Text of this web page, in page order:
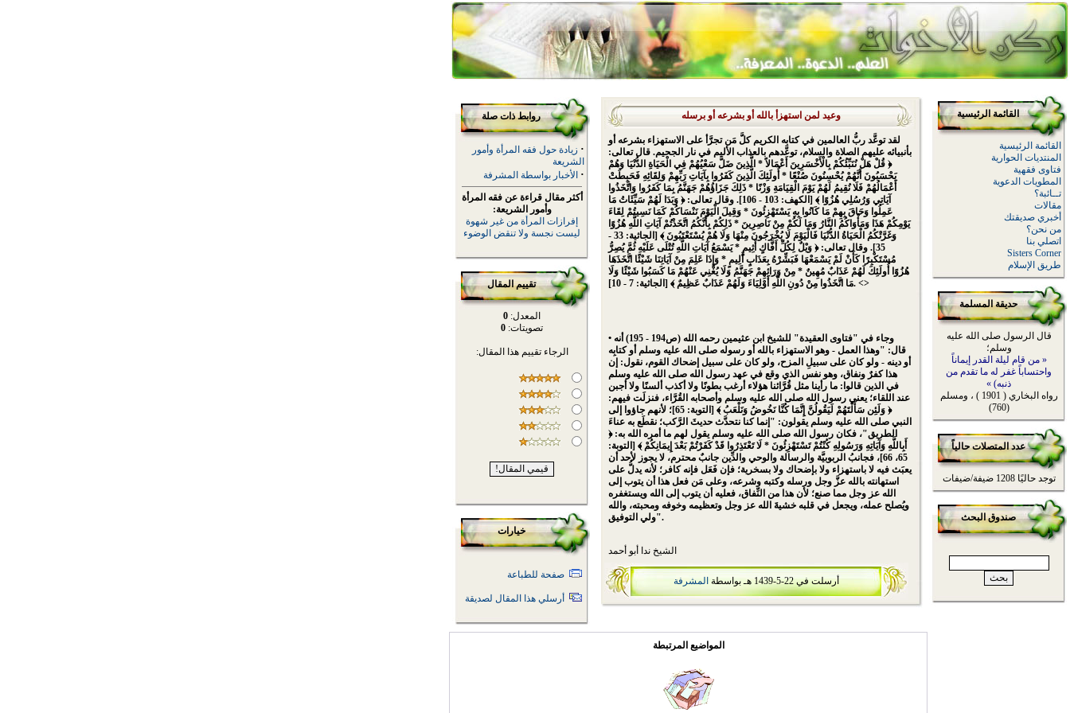
القائمة الرئيسية
القائمة الرئيسية
المنتديات الحوارية
فتاوى فقهية
المطويات الدعوية
تــائبة؟
مقالات
أخبري صديقتك
من نحن؟
اتصلي بنا
Sisters Corner
طريق الإسلام
حديقة المسلمة
قال الرسول صلى الله عليه
وسلم؛
« من قام ليلة القدر إيماناً
واحتساباً غفر له ما تقدم من
ذنبه) »
رواه البخاري ( 1901 ) ، ومسلم
(760)
عدد المتصلات حالياً
توجد حاليًا 1208 ضيفة/ضيفات
صندوق البحث
وعيد لمن استهزأ بالله أو بشرعه أو برسله
لقد توعَّد ربُّ العالمين في كتابه الكريم كلَّ مَن تجرَّأ على الاستهزاء بشرعه أو
بأنبيائه عليهم الصلاة والسلام، توعَّدهم بالعذاب الأليم في نار الجحيم. قال تعالى:
﴿ قُلْ هَلْ نُنَبِّئُكُمْ بِالْأَخْسَرِينَ أَعْمَالاً * الَّذِينَ ضَلَّ سَعْيُهُمْ فِي الْحَيَاةِ الدُّنْيَا وَهُمْ
يَحْسَبُونَ أَنَّهُمْ يُحْسِنُونَ صُنْعًا * أُولَئِكَ الَّذِينَ كَفَرُوا بِآيَاتِ رَبِّهِمْ وَلِقَائِهِ فَحَبِطَتْ
أَعْمَالُهُمْ فَلَا نُقِيمُ لَهُمْ يَوْمَ الْقِيَامَةِ وَزْنًا * ذَلِكَ جَزَاؤُهُمْ جَهَنَّمُ بِمَا كَفَرُوا وَاتَّخَذُوا
آيَاتِي وَرُسُلِي هُزُوًا ﴾ [الكهف: 103 - 106]. وقال تعالى: ﴿ وَبَدَا لَهُمْ سَيِّئَاتُ مَا
عَمِلُوا وَحَاقَ بِهِمْ مَا كَانُوا بِهِ يَسْتَهْزِئُونَ * وَقِيلَ الْيَوْمَ نَنْسَاكُمْ كَمَا نَسِيتُمْ لِقَاءَ
يَوْمِكُمْ هَذَا وَمَأْوَاكُمُ النَّارُ وَمَا لَكُمْ مِنْ نَاصِرِينَ * ذَلِكُمْ بِأَنَّكُمُ اتَّخَذْتُمْ آيَاتِ اللَّهِ هُزُوًا
وَغَرَّتْكُمُ الْحَيَاةُ الدُّنْيَا فَالْيَوْمَ لَا يُخْرَجُونَ مِنْهَا وَلَا هُمْ يُسْتَعْتَبُونَ ﴾ [الجاثية: 33 -
35]. وقال تعالى: ﴿ وَيْلٌ لِكُلِّ أَفَّاكٍ أَثِيمٍ * يَسْمَعُ آيَاتِ اللَّهِ تُتْلَى عَلَيْهِ ثُمَّ يُصِرُّ
مُسْتَكْبِرًا كَأَنْ لَمْ يَسْمَعْهَا فَبَشِّرْهُ بِعَذَابٍ أَلِيمٍ * وَإِذَا عَلِمَ مِنْ آيَاتِنَا شَيْئًا اتَّخَذَهَا
هُزُوًا أُولَئِكَ لَهُمْ عَذَابٌ مُهِينٌ * مِنْ وَرَائِهِمْ جَهَنَّمُ وَلَا يُغْنِي عَنْهُمْ مَا كَسَبُوا شَيْئًا وَلَا
مَا اتَّخَذُوا مِنْ دُونِ اللَّهِ أَوْلِيَاءَ وَلَهُمْ عَذَابٌ عَظِيمٌ ﴾ [الجاثية: 7 - 10]. <>
• وجاء في "فتاوى العقيدة" للشيخ ابن عثيمين رحمه الله (ص194 - 195) أنه
قال: "وهذا العمل - وهو الاستهزاء بالله أو رسوله صلى الله عليه وسلم أو كتابِه
أو دينه - ولو كان على سبيلِ المزح، ولو كان على سبيل إضحاك القوم، نقول: إن
هذا كفرٌ ونفاق، وهو نفس الذي وقع في عهد رسول الله صلى الله عليه وسلم
في الذين قالوا: ما رأينا مثل قُرَّائنا هؤلاء أرغب بطونًا ولا أكذب ألسنًا ولا أجبن
عند اللقاء؛ يعني رسول الله صلى الله عليه وسلم وأصحابه القُرَّاء، فنزلَت فيهم:
﴿ وَلَئِن سَأَلْتَهُمْ لَيَقُولُنَّ إِنَّمَا كُنَّا نَخُوضُ وَنَلْعَبُ ﴾ [التوبة: 65]؛ لأنهم جاؤوا إلى
النبي صلى الله عليه وسلم يقولون: "إنما كنا نتحدَّث حديثَ الرَّكب؛ نقطَع به عناءَ
الطريق"، فكان رسول الله صلى الله عليه وسلم يقول لهم ما أمره الله به: ﴿
أَبِاللَّهِ وَآيَاتِهِ وَرَسُولِهِ كُنْتُمْ تَسْتَهْزِئُونَ * لَا تَعْتَذِرُوا قَدْ كَفَرْتُمْ بَعْدَ إِيمَانِكُمْ ﴾ [التوبة:
65، 66]، فجانبُ الربوبيَّة والرسالة والوحي والدِّين جانبٌ محترم، لا يجوز لأحد أن
يعبَث فيه لا باستهزاء ولا بإضحاك ولا بسخرية؛ فإن فَعَل فإنه كافر؛ لأنه يدلُّ على
استهانته بالله عزَّ وجل ورسله وكتبه وشرعه، وعلى مَن فعل هذا أن يتوب إلى
الله عز وجل مما صنع؛ لأن هذا من النِّفاق، فعليه أن يتوب إلى الله ويستغفره
ويُصلح عمله، ويجعل في قلبه خشيةَ الله عز وجل وتعظيمه وخوفه ومحبته، والله
ولي التوفيق".
الشيخ ندا أبو أحمد
أرسلت في 22-5-1439 هـ بواسطة المشرفة
روابط ذات صلة
· زيادة حول فقه المرأة وأمور
الشريعة
· الأخبار بواسطة المشرفة
أكثر مقال قراءة عن فقه المرأة
وأمور الشريعة:
إفرازات المرأة من غير شهوة
ليست نجسة ولا تنقض الوضوء
تقييم المقال
المعدل: 0
تصويتات: 0
الرجاء تقييم هذا المقال:
خيارات
صفحة للطباعة
أرسلي هذا المقال لصديقة
المواضيع المرتبطة